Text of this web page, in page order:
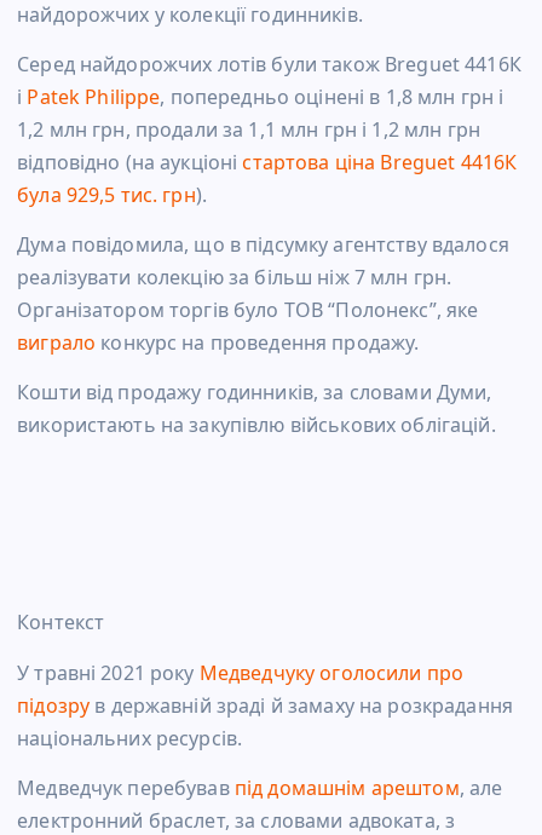
найдорожчих у колекції годинників.
Серед найдорожчих лотів були також Breguet 4416К
і Patek Philippe, попередньо оцінені в 1,8 млн грн і
1,2 млн грн, продали за 1,1 млн грн і 1,2 млн грн
відповідно (на аукціоністартова ціна Breguet 4416К
була 929,5 тис. грн).
Дума повідомила, що в підсумку агентству вдалося
реалізувати колекцію за більш ніж 7 млн грн.
Організатором торгів було ТОВ “Полонекс”, яке
виграло конкурс на проведення продажу.
Кошти від продажу годинників, за словами Думи,
використають на закупівлю військових облігацій.
Контекст
У травні 2021 року Медведчуку оголосили про
підозру в державній зраді й замаху на розкрадання
національних ресурсів.
Медведчук перебував під домашнім арештом, але
електронний браслет, за словами адвоката, з